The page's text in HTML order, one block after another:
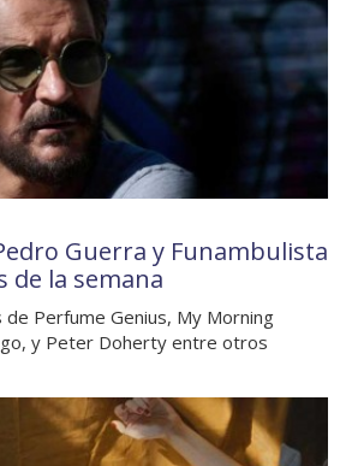
Guerra y Funambulista
de la semana
Perfume Genius, My Morning
y Peter Doherty entre otros